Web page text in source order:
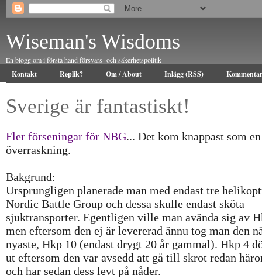
Wiseman's Wisdoms
En blogg om i första hand försvars- och säkerhetspolitik
Kontakt Replik? Om / About Inlägg (RSS)
Sverige är fantastiskt!
Fler förseningar för NBG... Det kom knappast som en
överraskning.
Bakgrund:
Ursprungligen planerade man med endast tre
Nordic Battle Group och dessa skulle endast sköta
sjuktransporter. Egentligen ville man avända sig av
men eftersom den ej är levererad ännu tog man den
nyaste, Hkp 10 (endast drygt 20 år gammal). Hkp 4
ut eftersom den var avsedd att gå till skrot redan
och har sedan dess levt på nåder.